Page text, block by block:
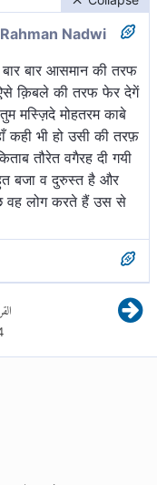
Nadwi
बार आसमान की तरफ
क़िबले की तरफ फेर देगें
मस्ज़िदे मोहतरम काबे
भी हो उसी की तरफ़
तौरेत वगैरह दी गयी
बजा व दुरुस्त है और
वह लोग करते हैं उस से
ओर फिरते देख रहे हैं।
फेर देंगे, जिससे आप
की ओर फेर लो[1]
ओर मुख किया करो और
की ओर से सत्य